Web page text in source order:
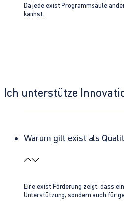
Da jede exist Programmsäule
kannst.
Ich unterstütze
Warum gilt exist als
Eine exist Förderung zeigt, dass
Unterstützung, sondern auch für